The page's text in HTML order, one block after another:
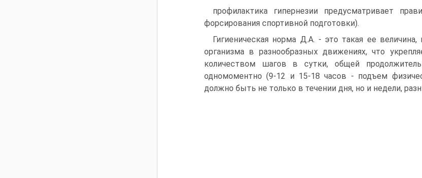
профилактика гипернезии предусматривает
форсирования спортивной подготовки).
Гигиеническая норма Д.А. - это такая ее
организма в разнообразных движениях, что
количеством шагов в сутки, общей
одномоментно (9-12 и 15-18 часов - подъем
должно быть не только в течении дня, но и недели,